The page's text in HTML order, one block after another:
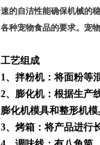
速的自洁性能确保机械的
各种宠物食品的要求。宠
工艺组成
1、拌粉机：将面粉等
2、膨化机：根据生产
膨化机模具和整形机
3、烤箱：将产品进行